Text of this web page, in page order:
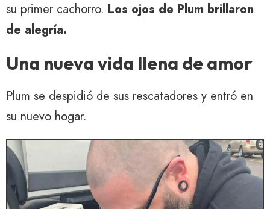
su primer cachorro. Los ojos de Plum brillaron
de alegría.
Una nueva vida llena de amor
Plum se despidió de sus rescatadores y entró en
su nuevo hogar.